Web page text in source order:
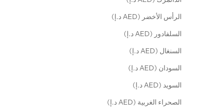
الرأس الأخضر (AED د.إ)
السلفادور (AED د.إ)
السنغال (AED د.إ)
السودان (AED د.إ)
السويد (AED د.إ)
الصحراء الغربية (AED د.إ)